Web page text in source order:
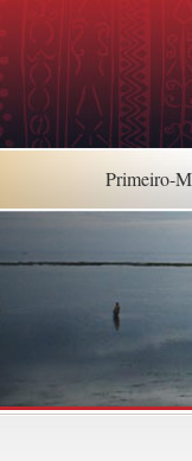
Primeiro-